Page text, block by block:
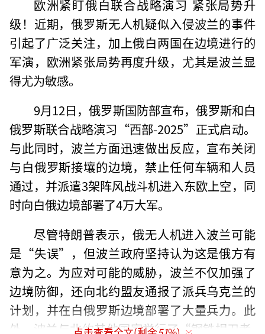
欧洲紧盯俄白联合战略演习 紧张局势升
级！近期，俄罗斯无人机疑似入侵波兰的事件
引起了广泛关注，加上俄白两国在边境进行的
军演，欧洲紧张局势再度升级，尤其是波兰显
得尤为敏感。
9月12日，俄罗斯国防部宣布，俄罗斯和白
俄罗斯联合战略演习“西部-2025”正式启动。
与此同时，波兰方面迅速做出反应，宣布关闭
与白俄罗斯接壤的边境，禁止任何车辆和人员
通过，并派遣3架阵风战斗机进入东欧上空，同
时向白俄边境部署了4万大军。
尽管特朗普表示，俄无人机进入波兰可能
是“失误”，但波兰政府坚持认为这是俄方有
意为之。为应对可能的威胁，波兰不仅加强了
边境防御，还向北约盟友通报了派兵乌克兰的
计划，并在白俄罗斯边境部署了大量兵力。此
外，波兰与北约其他国家举行了“钢铁捍卫者-